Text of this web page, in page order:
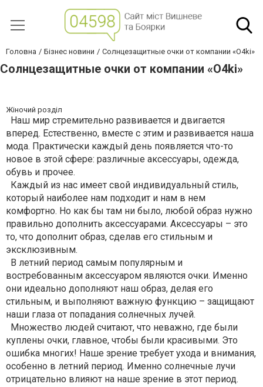
Головна Бізнес новини Солнцезащитные очки от компании «О4ki»
Солнцезащитные очки от компании «О4ki»
Жіночий розділ
Наш мир стремительно развивается и двигается
вперед. Естественно, вместе с этим и развивается наша
мода. Практически каждый день появляется что-то
новое в этой сфере: различные аксессуары, одежда,
обувь и прочее.
Каждый из нас имеет свой индивидуальный стиль,
который наиболее нам подходит и нам в нем
комфортно. Но как бы там ни было, любой образ нужно
правильно дополнить аксессуарами. Аксессуары – это
то, что дополнит образ, сделав его стильным и
эксклюзивным.
В летний период самым популярным и
востребованным аксессуаром являются очки. Именно
они идеально дополняют наш образ, делая его
стильным, и выполняют важную функцию – защищают
наши глаза от попадания солнечных лучей.
Множество людей считают, что неважно, где были
куплены очки, главное, чтобы были красивыми. Это
ошибка многих! Наше зрение требует ухода и внимания,
особенно в летний период. Именно солнечные лучи
отрицательно влияют на наше зрение в этот период.